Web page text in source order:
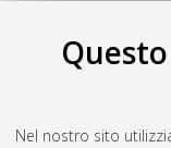
Nel nostro sito